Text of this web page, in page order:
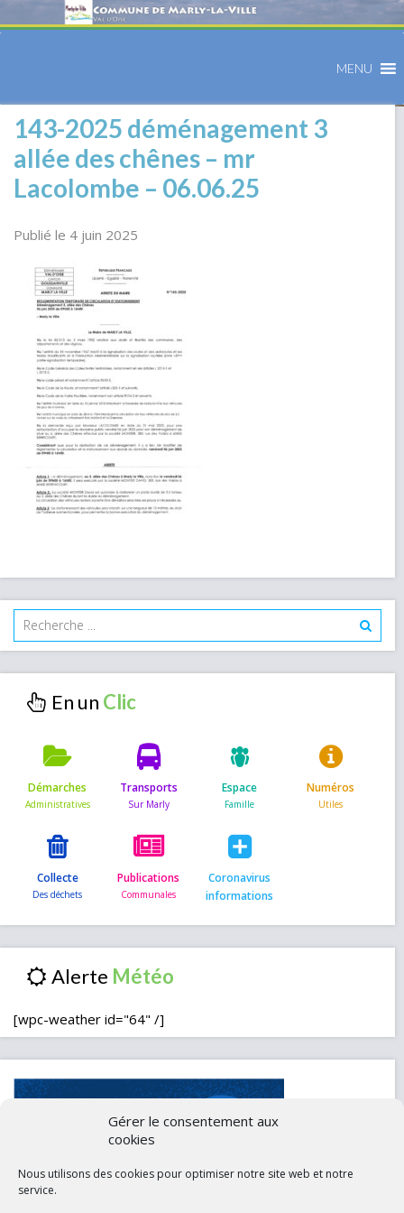
Gérer le consentement aux
cookies
Nous utilisons des cookies pour optimiser notre site web et notre
service.
MENU
143-2025 déménagement 3
allée des chênes – mr
Lacolombe – 06.06.25
Publié le 4 juin 2025
En un
Démarches Transports Espace Numéros
Collecte Publications
Coronavirus
informations
Alerte
[wpc-weather id="64" /]